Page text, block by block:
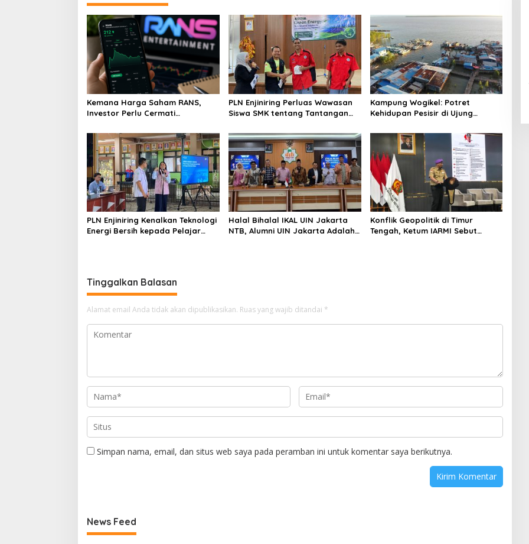
Kemana Harga Saham RANS,
Investor Perlu Cermati
Spekulasi Berlebihan
PLN Enjiniring Perluas Wawasan
Siswa SMK tentang Tantangan
Kampung Wogikel: Potret
Kehidupan Pesisir di Ujung
Tengah Keterbatasan
PLN Enjiniring Kenalkan Teknologi
Energi Bersih kepada Pelajar
Halal Bihalal IKAL UIN Jakarta
NTB, Alumni UIN Jakarta Adalah
Konflik Geopolitik di Timur
Tengah, Ketum IARMI Sebut
Tinggalkan Balasan
Alamat email Anda tidak akan dipublikasikan. Ruas yang wajib ditandai *
Simpan nama, email, dan situs web saya pada peramban ini untuk komentar saya berikutnya.
News Feed